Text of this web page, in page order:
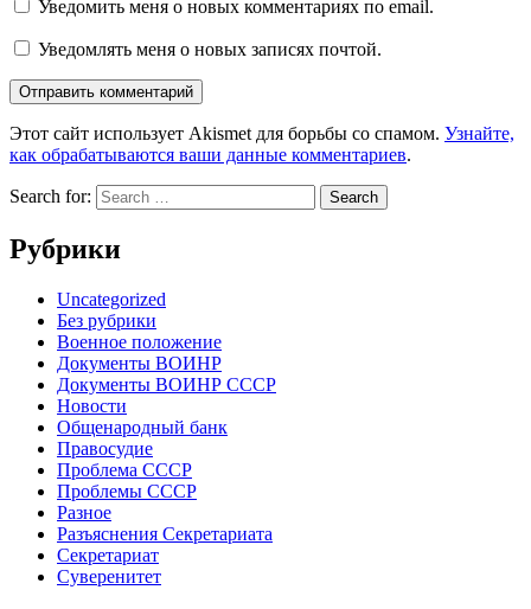
Уведомить меня о новых комментариях по email.
Уведомлять меня о новых записях почтой.
Этот сайт использует Akismet для борьбы со спамом. Узнайте,
как обрабатываются ваши данные комментариев.
Search for:
Рубрики
Uncategorized
Без рубрики
Военное положение
Документы ВОИНР
Документы ВОИНР СССР
Новости
Общенародный банк
Правосудие
Проблема СССР
Проблемы СССР
Разное
Разъяснения Секретариата
Секретариат
Суверенитет